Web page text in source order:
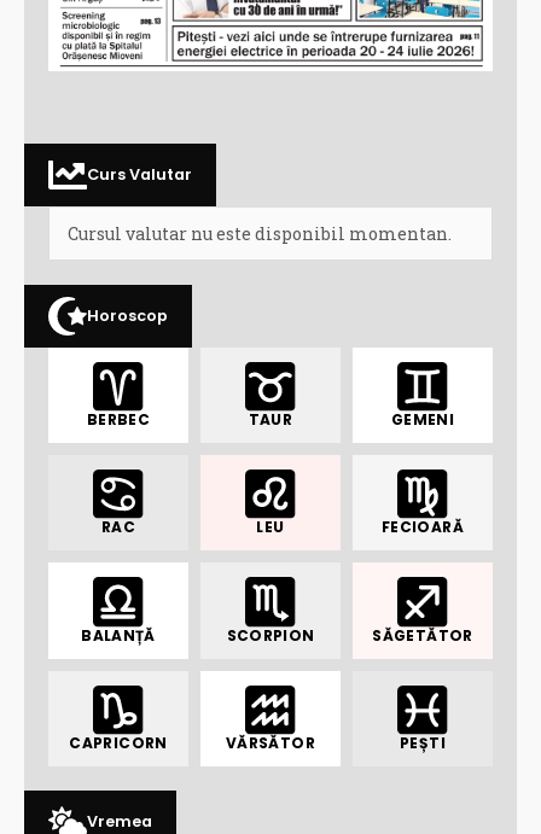
Curs Valutar
Cursul valutar nu este disponibil momentan.
Horoscop
BERBEC TAUR GEMENI
RAC LEU FECIOARĂ
BALANȚĂ SCORPION SĂGETĂTOR
CAPRICORN VĂRSĂTOR PEȘTI
Vremea